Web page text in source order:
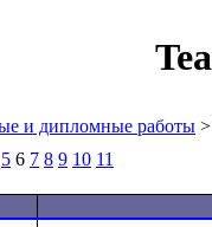
и дипломные работы
5 6 7 8 9 10 11